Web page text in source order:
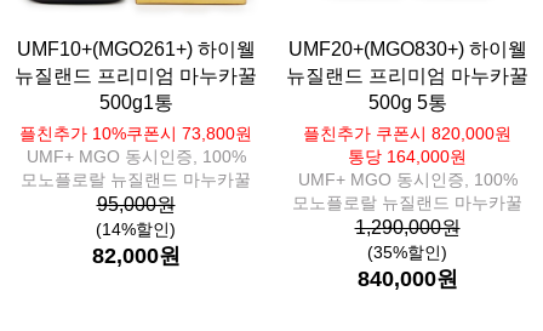
UMF10+(MGO261+) 하이웰
뉴질랜드 프리미엄 마누카꿀
500g1통
플친추가 10%쿠폰시 73,800원
UMF+ MGO 동시인증, 100%
모노플로랄 뉴질랜드 마누카꿀
95,000원
(14%할인)
82,000원
UMF20+(MGO830+) 하이웰
뉴질랜드 프리미엄 마누카꿀
500g 5통
플친추가 쿠폰시 820,000원
통당 164,000원
UMF+ MGO 동시인증, 100%
모노플로랄 뉴질랜드 마누카꿀
1,290,000원
(35%할인)
840,000원